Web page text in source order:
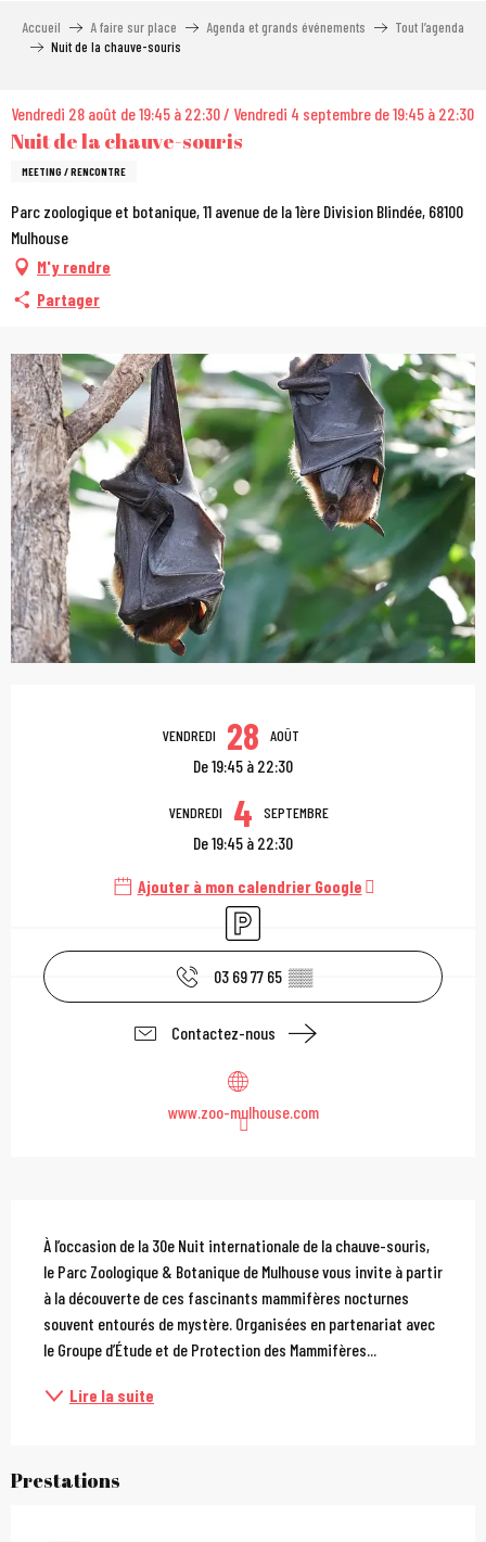
Accueil A faire sur place Agenda et grands événements
Tout l’agenda
Nuit de la chauve-souris
Vendredi 28 août de 19:45 à 22:30 / Vendredi 4 septembre de 19:45 à 22:30
Nuit de la chauve-souris
MEETING / RENCONTRE
Parc zoologique et botanique, 11 avenue de la 1ère Division Blindée, 68100
Mulhouse
M'y rendre
Partager
Ouverture et
VENDREDI 28 AOÛT
De 19:45 à 22:30
VENDREDI 4 SEPTEMBRE
De 19:45 à 22:30
Ajouter à mon calendrier Google
Parking
03 69 77 65 ▒▒
Contactez-nous
www.zoo-mulhouse.com
Description
À l’occasion de la 30e Nuit internationale de la chauve-souris,
le Parc Zoologique & Botanique de Mulhouse vous invite à partir
à la découverte de ces fascinants mammifères nocturnes
souvent entourés de mystère. Organisées en partenariat avec
le Groupe d’Étude et de Protection des Mammifères...
Lire la suite
Prestations